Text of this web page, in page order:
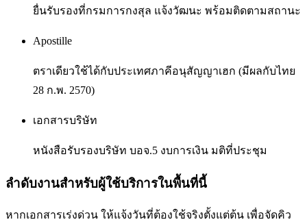
ยื่นรับรองที่กรมการกงสุล แจ้งวัฒนะ พร้อมติดตามสถานะ
Apostille
ตราเดียวใช้ได้กับประเทศภาคีอนุสัญญาเฮก (มีผลกับไทย
28 ก.พ. 2570)
เอกสารบริษัท
หนังสือรับรองบริษัท บอจ.5 งบการเงิน มติที่ประชุม
ลำดับงานสำหรับผู้ใช้บริการในพื้นที่นี้
หากเอกสารเร่งด่วน ให้แจ้งวันที่ต้องใช้จริงตั้งแต่ต้น เพื่อจัดคิว